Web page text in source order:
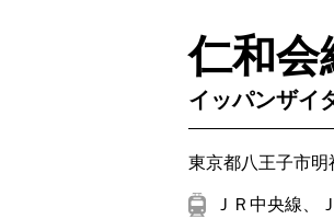
仁和会
イッパンザイ
東京都八王子市明
ＪＲ中央線、